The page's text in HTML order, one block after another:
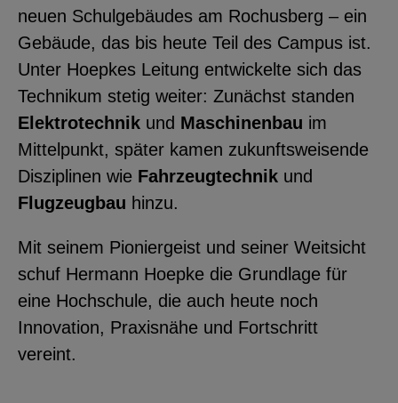
neuen Schulgebäudes am Rochusberg – ein
Gebäude, das bis heute Teil des Campus ist.
Unter Hoepkes Leitung entwickelte sich das
Technikum stetig weiter: Zunächst standen
Elektrotechnik und Maschinenbau im
Mittelpunkt, später kamen zukunftsweisende
Disziplinen wie Fahrzeugtechnik und
Flugzeugbau hinzu.
Mit seinem Pioniergeist und seiner Weitsicht
schuf Hermann Hoepke die Grundlage für
eine Hochschule, die auch heute noch
Innovation, Praxisnähe und Fortschritt
vereint.